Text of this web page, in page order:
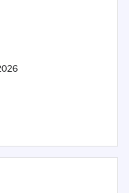
Territorial terroir et